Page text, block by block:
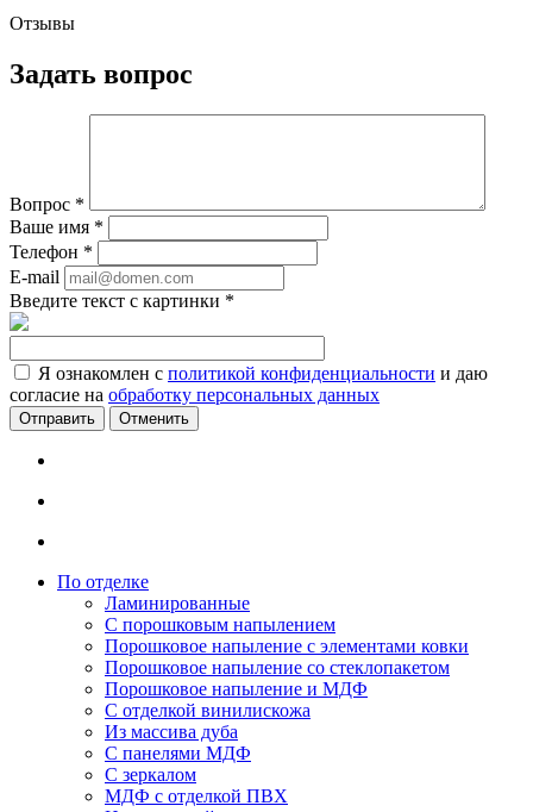
Отзывы
Задать вопрос
Вопрос *
Ваше имя *
Телефон *
E-mail
Введите текст с картинки *
Я ознакомлен с политикой конфиденциальности и даю
согласие на обработку персональных данных
Отменить
По отделке
Ламинированные
С порошковым напылением
Порошковое напыление с элементами ковки
Порошковое напыление со стеклопакетом
Порошковое напыление и МДФ
С отделкой винилискожа
Из массива дуба
С панелями МДФ
С зеркалом
МДФ с отделкой ПВХ